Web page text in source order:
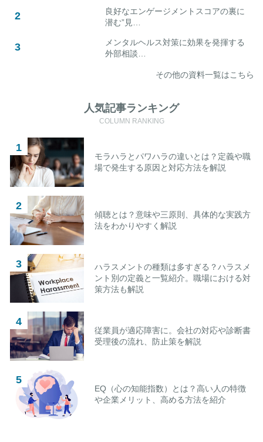
良好なエンゲージメントスコアの裏に
潜む”見…
メンタルヘルス対策に効果を発揮する
外部相談…
その他の資料一覧はこちら
人気記事ランキング
COLUMN RANKING
モラハラとパワハラの違いとは？定義や職
場で発生する原因と対応方法を解説
傾聴とは？意味や三原則、具体的な実践方
法をわかりやすく解説
ハラスメントの種類は多すぎる？ハラスメ
ント別の定義と一覧紹介。職場における対
策方法も解説
従業員が適応障害に。会社の対応や診断書
受理後の流れ、防止策を解説
EQ（心の知能指数）とは？高い人の特徴
や企業メリット、高める方法を紹介